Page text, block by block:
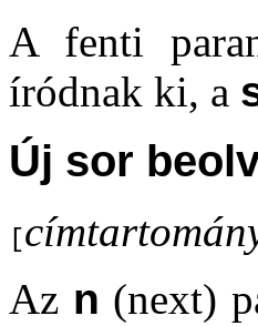
A fenti
íródnak ki, a
Új sor
[
Az n (next)